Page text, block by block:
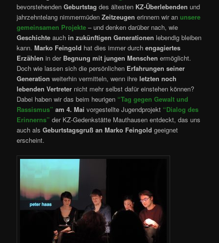
bevorstehendenGeburtstag des ältesten KZ-Überlebenden und
jahrzehntelang nimmermüdenZeitzeugen erinnern wir anunsere
gemeinsamen Projekte – und denken darüber nach, wie
Geschichte auch in zukünftigen Generationen lebendig bleiben
kann.Marko Feingold hat dies immer durchengagiertes
Erzählen in der Begnung mit jungen Menschen ermöglicht.
Doch wie lassen sich die persönlichen Erfahrungen seiner
Generation weiterhin vermitteln, wenn ihre letzten noch
lebenden Vertreter nicht mehr selbst dafür einstehen können?
Dabei haben wir das beim heurigen “Tag gegen Gewalt und
Rassismus” am 4. Mai vorgestellte Jugendprojekt “Dialog des
Erinnerns” der KZ-Gedenkstätte Mauthausen entdeckt, das uns
auch alsGeburtstagsgruß an Marko Feingold geeignet
erscheint.